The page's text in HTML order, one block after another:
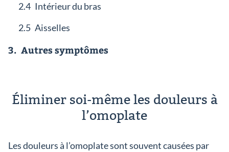
2.4 Intérieur du bras
2.5 Aisselles
3. Autres symptômes
Éliminer soi-même les douleurs à
l’omoplate
Les douleurs à l’omoplate sont souvent causées par